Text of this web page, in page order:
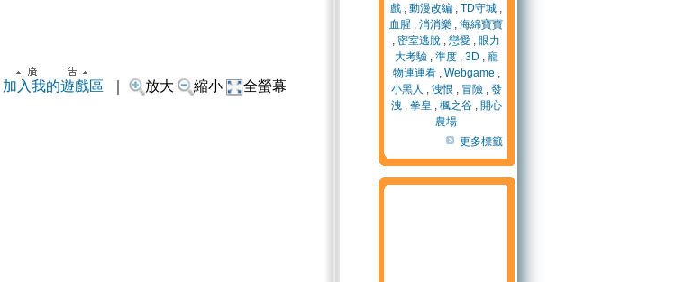
加入我的遊戲區 放大 縮小 全螢幕
戲 , 動漫改編 , TD守城 ,
血腥 , 消消樂 , 海綿寶寶
, 密室逃脫 , 戀愛 , 眼力
大考驗, 準度, 3D , 寵
物連連看, Webgame ,
小黑人 , 洩恨 , 冒險, 發
洩, 拳皇 , 楓之谷, 開心
農場
更多標籤